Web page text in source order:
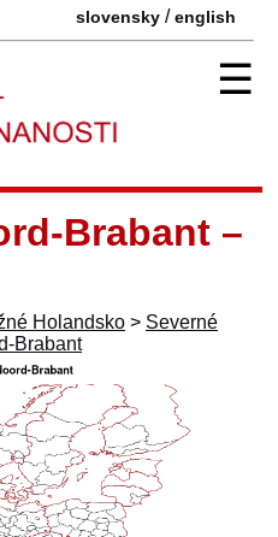
slovensky /english
☰
Brabant –
Holandsko > Severné
Brabant